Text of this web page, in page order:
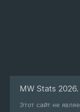
MW Stats
Этот сайт не